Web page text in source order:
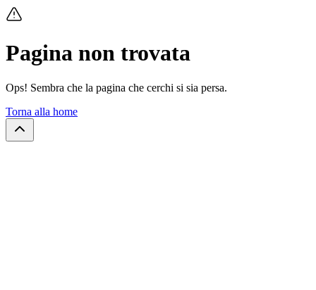
Pagina non trovata
Ops! Sembra che la pagina che cerchi si sia persa.
Torna alla home